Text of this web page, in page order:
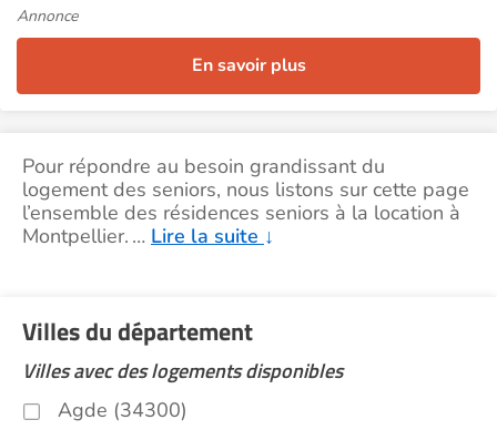
Annonce
En savoir plus
Pour répondre au besoin grandissant du
logement des seniors, nous listons sur cette page
l’ensemble des résidences seniors à la location à
Montpellier. … Lire la suite ↓
Villes du département
Villes avec des logements disponibles
Agde (34300)